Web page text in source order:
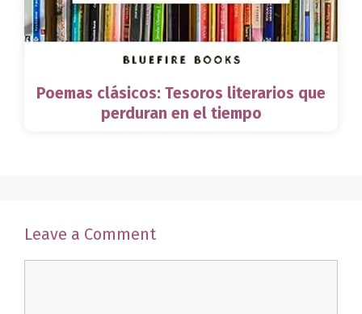
Poemas clásicos: Tesoros literarios que
perduran en el tiempo
Leave a Comment